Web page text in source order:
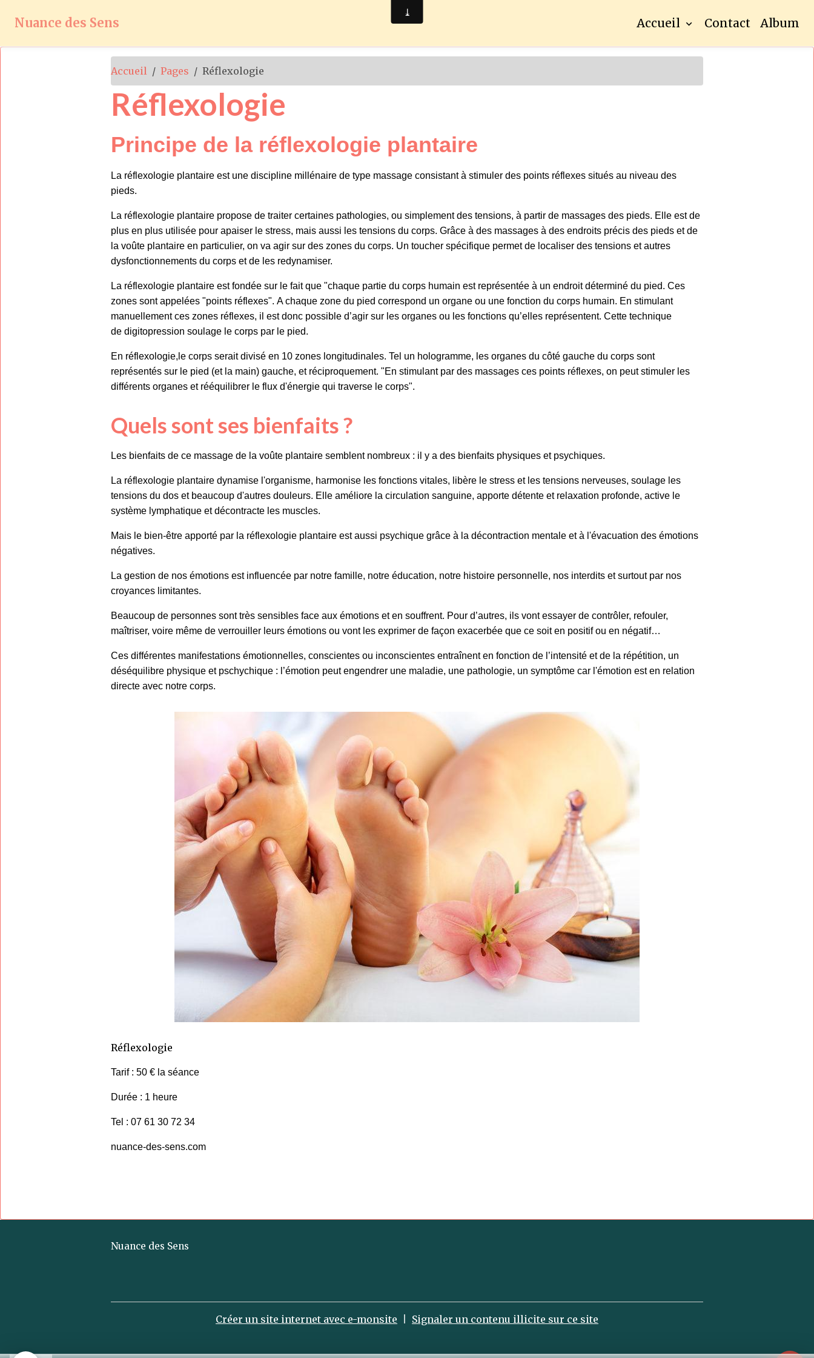
Nuance des Sens Accueil Contact Album
Accueil Pages Réflexologie
Réflexologie
Principe de la réflexologie plantaire
La réflexologie plantaire est une discipline millénaire de type massage consistant à stimuler des points réflexes situés au niveau des
pieds.
La réflexologie plantaire propose de traiter certaines pathologies, ou simplement des tensions, à partir de massages des pieds. Elle est de
plus en plus utilisée pour apaiser le stress, mais aussi les tensions du corps. Grâce à des massages à des endroits précis des pieds et de
la voûte plantaire en particulier, on va agir sur des zones du corps. Un toucher spécifique permet de localiser des tensions et autres
dysfonctionnements du corps et de les redynamiser.
La réflexologie plantaire est fondée sur le fait que "chaque partie du corps humain est représentée à un endroit déterminé du pied. Ces
zones sont appelées "points réflexes". A chaque zone du pied correspond un organe ou une fonction du corps humain. En stimulant
manuellement ces zones réflexes, il est donc possible d’agir sur les organes ou les fonctions qu’elles représentent. Cette technique
de digitopression soulage le corps par le pied.
En réflexologie,le corps serait divisé en 10 zones longitudinales. Tel un hologramme, les organes du côté gauche du corps sont
représentés sur le pied (et la main) gauche, et réciproquement. "En stimulant par des massages ces points réflexes, on peut stimuler les
différents organes et rééquilibrer le flux d'énergie qui traverse le corps".
Quels sont ses bienfaits ?
Les bienfaits de ce massage de la voûte plantaire semblent nombreux : il y a des bienfaits physiques et psychiques.
La réflexologie plantaire dynamise l'organisme, harmonise les fonctions vitales, libère le stress et les tensions nerveuses, soulage les
tensions du dos et beaucoup d'autres douleurs. Elle améliore la circulation sanguine, apporte détente et relaxation profonde, active le
système lymphatique et décontracte les muscles.
Mais le bien-être apporté par la réflexologie plantaire est aussi psychique grâce à la décontraction mentale et à l'évacuation des émotions
négatives.
La gestion de nos émotions est influencée par notre famille, notre éducation, notre histoire personnelle, nos interdits et surtout par nos
croyances limitantes.
Beaucoup de personnes sont très sensibles face aux émotions et en souffrent. Pour d’autres, ils vont essayer de contrôler, refouler,
maîtriser, voire même de verrouiller leurs émotions ou vont les exprimer de façon exacerbée que ce soit en positif ou en négatif…
Ces différentes manifestations émotionnelles, conscientes ou inconscientes entraînent en fonction de l’intensité et de la répétition, un
déséquilibre physique et pschychique : l’émotion peut engendrer une maladie, une pathologie, un symptôme car l'émotion est en relation
directe avec notre corps.
Réflexologie
Tarif : 50 € la séance
Durée : 1 heure
Tel : 07 61 30 72 34
nuance-des-sens.com
Nuance des Sens
Créer un site internet avec e-monsite Signaler un contenu illicite sur ce site